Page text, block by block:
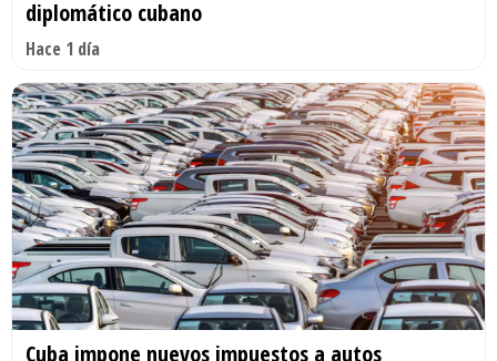
diplomático cubano
Hace 1 día
Cuba impone nuevos impuestos a autos